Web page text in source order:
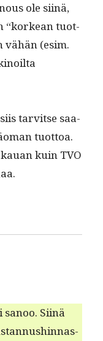
ole siinä,
“korkean tuot­
vähän (esim.
tarvitse saa­
tuot­toa.
kuin TVO
Siinä